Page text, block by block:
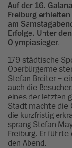
Auf der 16.
Freiburg
am
Erfolge. Unter
Olympiasieger.
179 städtische
Stefan Breiter –
auch die
eines der letzten
Stadt machte die
die kurzfristig
sprang Stefan
Freiburg. Er
den Abend.